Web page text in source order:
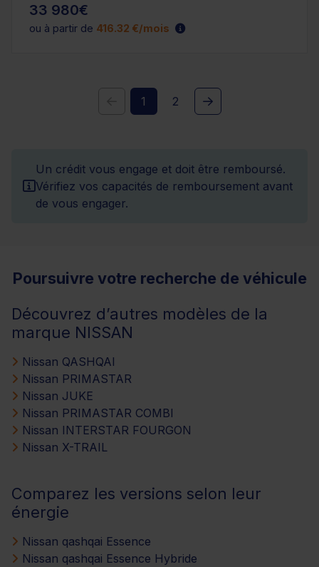
33 980€
ou à partir de 416.32 €/mois
1 2
Un crédit vous engage et doit être remboursé.
Vérifiez vos capacités de remboursement avant
de vous engager.
Poursuivre votre recherche de véhicule
Découvrez d’autres modèles de la
marque NISSAN
Nissan QASHQAI
Nissan PRIMASTAR
Nissan JUKE
Nissan PRIMASTAR COMBI
Nissan INTERSTAR FOURGON
Nissan X-TRAIL
Comparez les versions selon leur
énergie
Nissan qashqai Essence
Nissan qashqai Essence Hybride